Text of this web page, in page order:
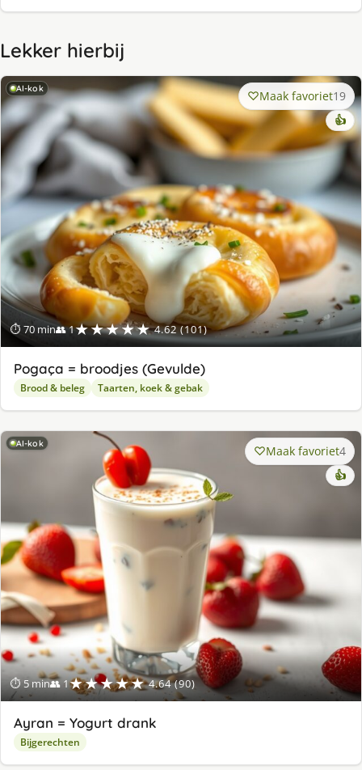
Lekker hierbij
AI-kok
⏱ 70 min👥 1★★★★★ 4.62 (101)
Maak favoriet19
👍
Pogaça = broodjes (Gevulde)
Brood & beleg Taarten, koek & gebak
AI-kok
⏱ 5 min👥 1★★★★★ 4.64 (90)
Maak favoriet4
👍
Ayran = Yogurt drank
Bijgerechten